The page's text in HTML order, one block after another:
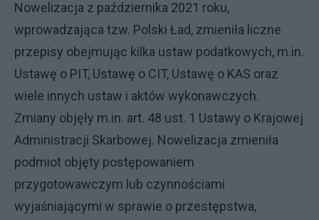
Nowelizacja z października 2021 roku,
wprowadzająca tzw. Polski Ład, zmieniła liczne
przepisy obejmując kilka ustaw podatkowych, m.in.
Ustawę o PIT, Ustawę o CIT, Ustawę o KAS oraz
wiele innych ustaw i aktów wykonawczych.
Zmiany objęły m.in. art. 48 ust. 1 Ustawy o Krajowej
Administracji Skarbowej. Nowelizacja zmieniła
podmiot objęty postępowaniem
przygotowawczym lub czynnościami
wyjaśniającymi w sprawie o przestępstwa,